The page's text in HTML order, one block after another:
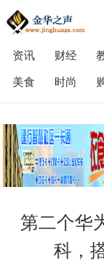
资讯 财经
美食
时尚
第二个华
科，